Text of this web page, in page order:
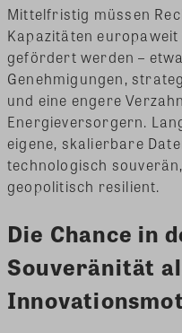
Mittelfristig müssen
Kapazitäten
gefördert werden –
Genehmigungen,
und eine engere
Energieversorgern.
eigene, skalierbare
technologisch
geopolitisch resilient.
Die Chance in
Souveränität